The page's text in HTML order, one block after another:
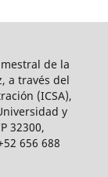
de la
a través del
(ICSA),
y
32300,
656 688